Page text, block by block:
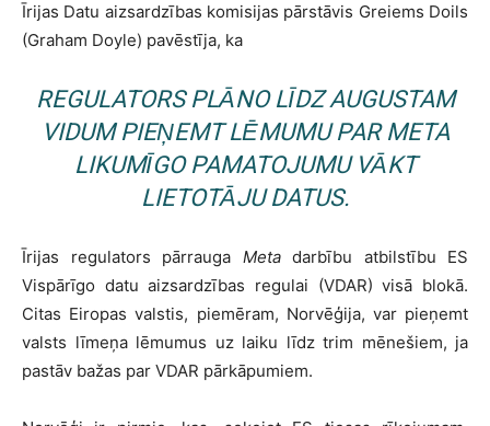
Īrijas Datu aizsardzības komisijas pārstāvis Greiems Doils
(Graham Doyle) pavēstīja, ka
REGULATORS PLĀNO LĪDZ AUGUSTAM
VIDUM PIEŅEMT LĒMUMU PAR META
LIKUMĪGO PAMATOJUMU VĀKT
LIETOTĀJU DATUS.
Īrijas regulators pārrauga Metadarbību atbilstību ES
Vispārīgo datu aizsardzības regulai (VDAR) visā blokā.
Citas Eiropas valstis, piemēram, Norvēģija, var pieņemt
valsts līmeņa lēmumus uz laiku līdz trim mēnešiem, ja
pastāv bažas par VDAR pārkāpumiem.